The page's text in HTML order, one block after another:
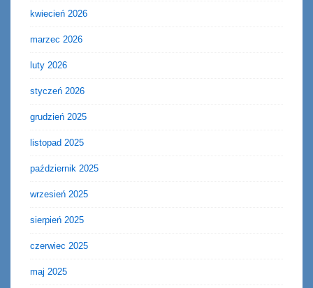
kwiecień 2026
marzec 2026
luty 2026
styczeń 2026
grudzień 2025
listopad 2025
październik 2025
wrzesień 2025
sierpień 2025
czerwiec 2025
maj 2025